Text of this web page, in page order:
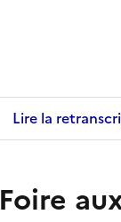
Lire la
Foire